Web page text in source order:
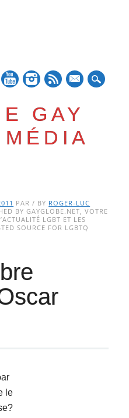
GAY
PAR / BY ROGER-LUC
BY GAYGLOBE.NET, VOTRE
LGBT ET LES
SOURCE FOR LGBTQ
le